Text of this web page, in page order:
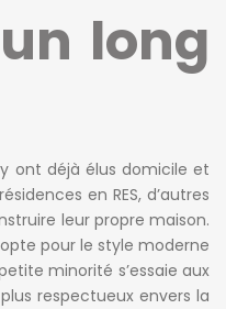
long
ont déjà élus domicile et
en RES, d’autres
leur propre maison.
pour le style moderne
minorité s’essaie aux
respectueux envers la